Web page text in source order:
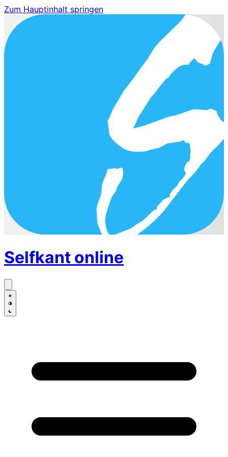
Zum Hauptinhalt springen
Selfkant online